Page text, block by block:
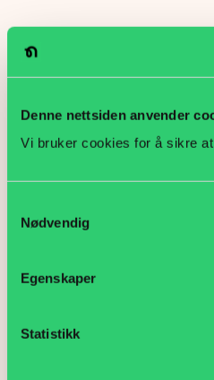
Denne nettsiden anvender
Vi bruker cookies for å sikre
Nødvendig
Egenskaper
Statistikk